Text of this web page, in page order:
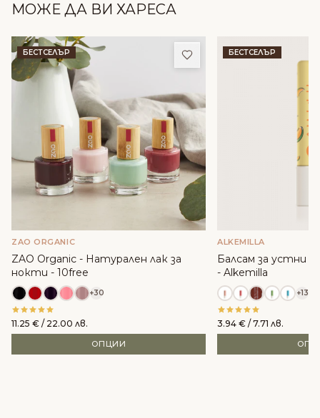
МОЖЕ ДА ВИ ХАРЕСА
БЕСТСЕЛЪР Добави в любими
ZAO ORGANIC
ZAO Organic - Натурален лак за
нокти - 10free
+30
11.25 € / 22.00 лв.
ОПЦИИ
БЕСТСЕЛЪР
ALKEMILLA
Балсам за устни с
- Alkemilla
+13
3.94 € / 7.71 лв.